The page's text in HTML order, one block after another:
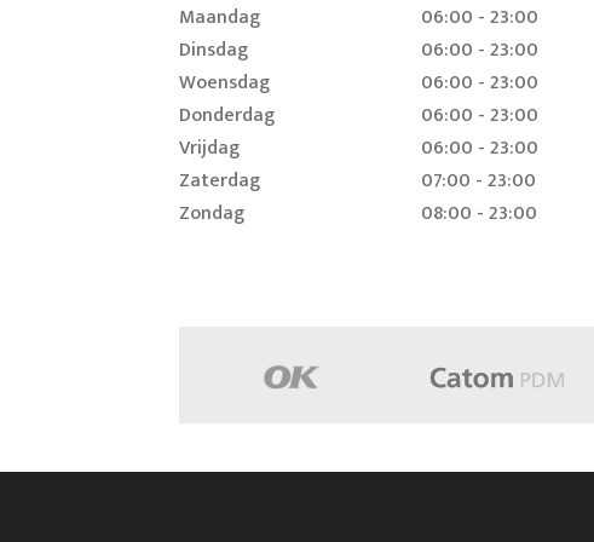
Maandag
06:00 - 23:00
Dinsdag
06:00 - 23:00
Woensdag
06:00 - 23:00
Donderdag
06:00 - 23:00
Vrijdag
06:00 - 23:00
Zaterdag
07:00 - 23:00
Zondag
08:00 - 23:00